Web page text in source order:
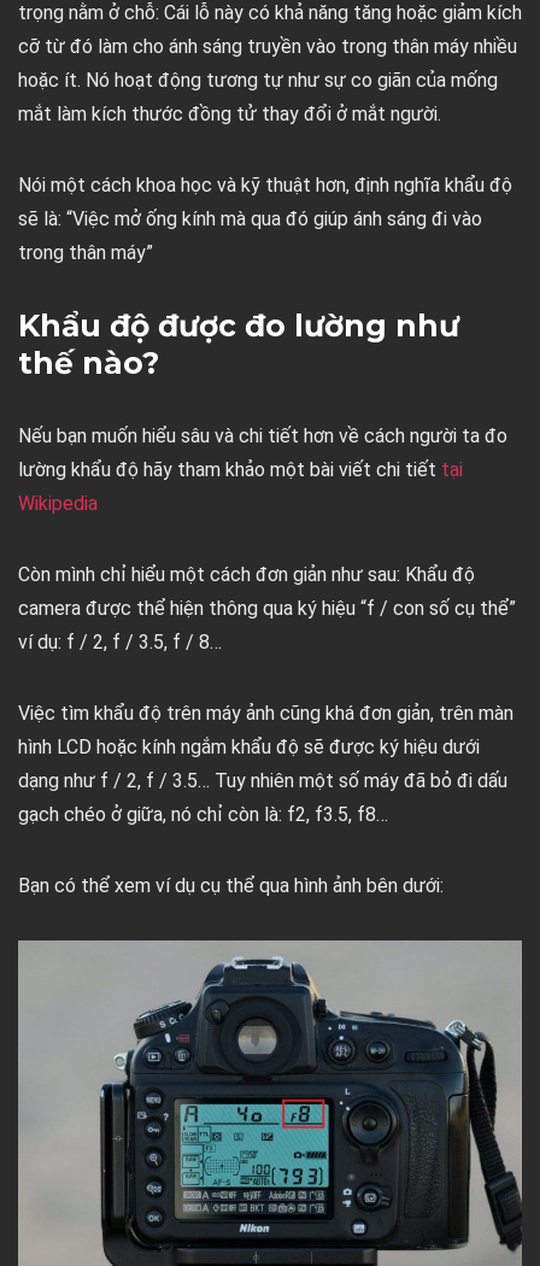
trọng nằm ở chỗ: Cái lỗ này có khả năng tăng hoặc giảm kích
cỡ từ đó làm cho ánh sáng truyền vào trong thân máy nhiều
hoặc ít. Nó hoạt động tương tự như sự co giãn của mống
mắt làm kích thước đồng tử thay đổi ở mắt người.
Nói một cách khoa học và kỹ thuật hơn, định nghĩa khẩu độ
sẽ là: “Việc mở ống kính mà qua đó giúp ánh sáng đi vào
trong thân máy”
Khẩu độ được đo lường như
thế nào?
Nếu bạn muốn hiểu sâu và chi tiết hơn về cách người ta đo
lường khẩu độ hãy tham khảo một bài viết chi tiết tại
Wikipedia
Còn mình chỉ hiểu một cách đơn giản như sau: Khẩu độ
camera được thể hiện thông qua ký hiệu “f / con số cụ thể”
ví dụ: f / 2, f / 3.5, f / 8…
Việc tìm khẩu độ trên máy ảnh cũng khá đơn giản, trên màn
hình LCD hoặc kính ngắm khẩu độ sẽ được ký hiệu dưới
dạng như f / 2, f / 3.5… Tuy nhiên một số máy đã bỏ đi dấu
gạch chéo ở giữa, nó chỉ còn là: f2, f3.5, f8…
Bạn có thể xem ví dụ cụ thể qua hình ảnh bên dưới: